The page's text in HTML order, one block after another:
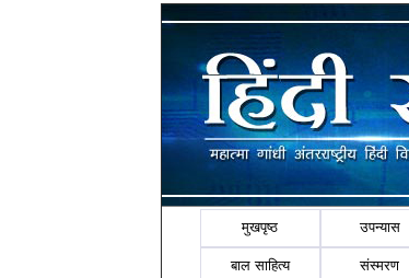
मुखपृष्ठ उपन्यास
बाल साहित्य संस्मरण